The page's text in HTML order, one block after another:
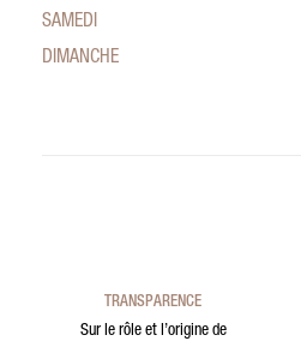
SAMEDI
DIMANCHE
TRANSPARENCE
Sur le rôle et l’origine de